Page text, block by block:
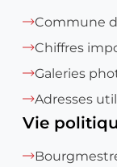
Commune
Chiffres
Galeries
Adresses
Vie